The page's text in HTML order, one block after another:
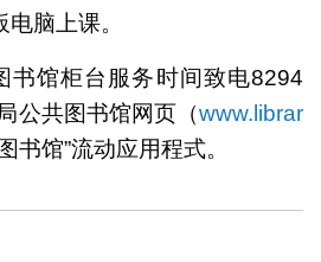
脑上课。
书馆柜台服务时间致电8294
公共图书馆网页（www.librar
书馆”流动应用程式。